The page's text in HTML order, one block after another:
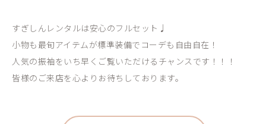
すぎしんレンタルは安心のフルセット♩
小物も最旬アイテムが標準装備でコーデも自由自在！
人気の振袖をいち早くご覧いただけるチャンスです！！！
皆様のご来店を心よりお待ちしております。